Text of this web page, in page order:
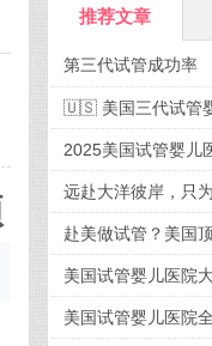
推荐文章
第三代试管成功率